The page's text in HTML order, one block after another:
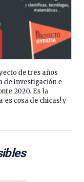
de tres años
de investigación e
2020. Es la
es cosa de chicas! y